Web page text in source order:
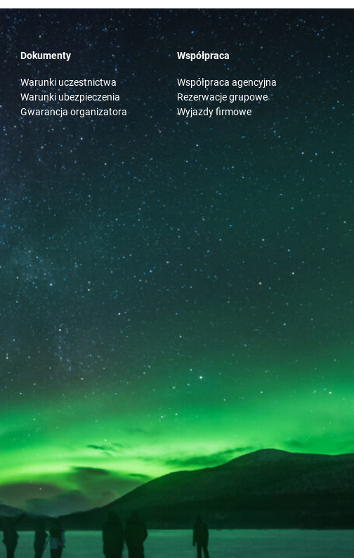
Dokumenty
Warunki uczestnictwa
Warunki ubezpieczenia
Gwarancja organizatora
Współpraca
Współpraca agencyjna
Rezerwacje grupowe
Wyjazdy firmowe